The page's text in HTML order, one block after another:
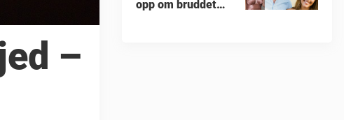
–
opp om bruddet